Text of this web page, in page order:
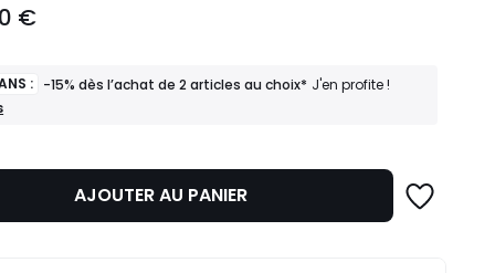
€
: -15% dès l’achat de 2 articles au choix* J'en profite !
AJOUTER AU PANIER